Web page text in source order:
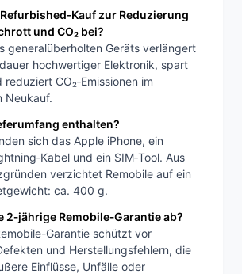
zur Reduzierung
und CO₂ bei?
generalüberholten Geräts verlängert
hochwertiger Elektronik, spart
CO₂‑Emissionen im
Neukauf.
enthalten?
sich das Apple iPhone, ein
und ein SIM‑Tool. Aus
verzichtet Remobile auf ein
ca. 400 g.
2‑jährige Remobile‑Garantie ab?
Garantie schützt vor
und Herstellungsfehlern, die
Einflüsse, Unfälle oder